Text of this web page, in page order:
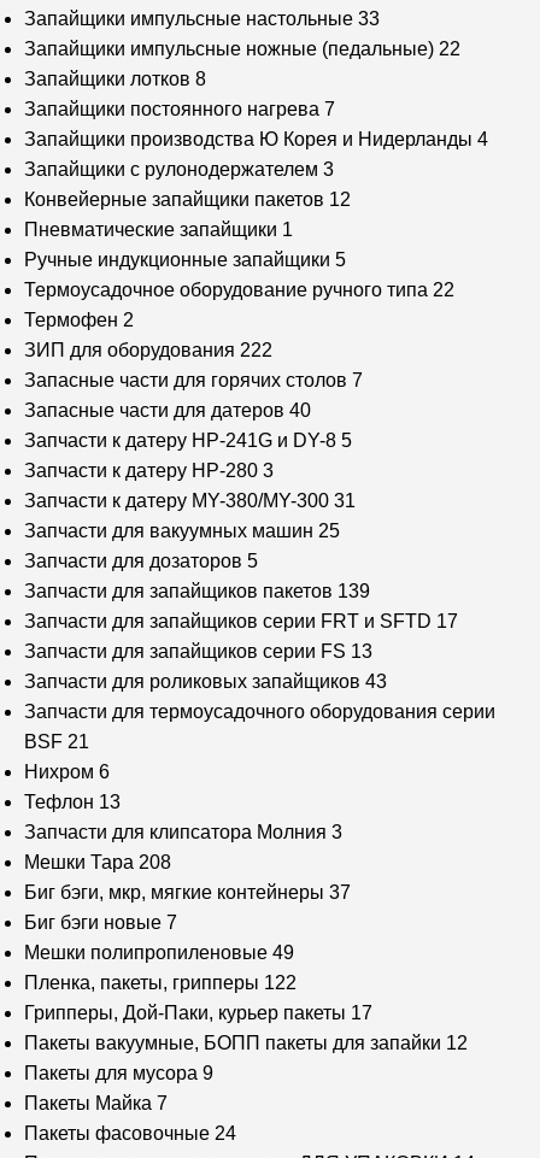
Запайщики импульсные настольные 33
Запайщики импульсные ножные (педальные) 22
Запайщики лотков 8
Запайщики постоянного нагрева 7
Запайщики производства Ю Корея и Нидерланды 4
Запайщики с рулонодержателем 3
Конвейерные запайщики пакетов 12
Пневматические запайщики 1
Ручные индукционные запайщики 5
Термоусадочное оборудование ручного типа 22
Термофен 2
ЗИП для оборудования 222
Запасные части для горячих столов 7
Запасные части для датеров 40
Запчасти к датеру HP-241G и DY-8 5
Запчасти к датеру HP-280 3
Запчасти к датеру MY-380/MY-300 31
Запчасти для вакуумных машин 25
Запчасти для дозаторов 5
Запчасти для запайщиков пакетов 139
Запчасти для запайщиков серии FRT и SFTD 17
Запчасти для запайщиков серии FS 13
Запчасти для роликовых запайщиков 43
Запчасти для термоусадочного оборудования серии
BSF 21
Нихром 6
Тефлон 13
Запчасти для клипсатора Молния 3
Мешки Тара 208
Биг бэги, мкр, мягкие контейнеры 37
Биг бэги новые 7
Мешки полипропиленовые 49
Пленка, пакеты, грипперы 122
Грипперы, Дой-Паки, курьер пакеты 17
Пакеты вакуумные, БОПП пакеты для запайки 12
Пакеты для мусора 9
Пакеты Майка 7
Пакеты фасовочные 24